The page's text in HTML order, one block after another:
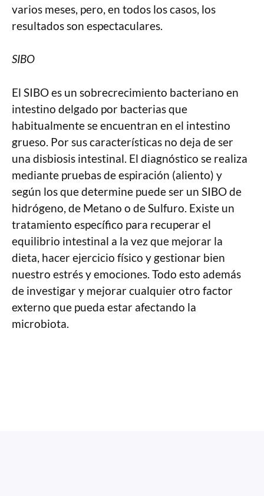
varios meses, pero, en todos los casos, los
resultados son espectaculares.
SIBO
El SIBO es un sobrecrecimiento bacteriano en
intestino delgado por bacterias que
habitualmente se encuentran en el intestino
grueso. Por sus características no deja de ser
una disbiosis intestinal. El diagnóstico se realiza
mediante pruebas de espiración (aliento) y
según los que determine puede ser un SIBO de
hidrógeno, de Metano o de Sulfuro. Existe un
tratamiento específico para recuperar el
equilibrio intestinal a la vez que mejorar la
dieta, hacer ejercicio físico y gestionar bien
nuestro estrés y emociones. Todo esto además
de investigar y mejorar cualquier otro factor
externo que pueda estar afectando la
microbiota.